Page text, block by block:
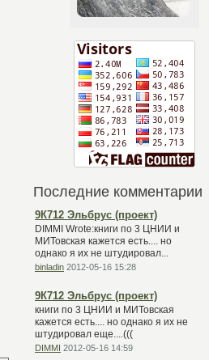
Последние комментарии
9К712 Эльбрус (проект)
DIMMI Wrote:книги по 3 ЦНИИ и
МИТовская кажется есть.... но
однако я их не штудировал...
binladin 2012-05-16 15:28
9К712 Эльбрус (проект)
книги по 3 ЦНИИ и МИТовская
кажется есть.... но однако я их не
штудировал еще....(((
DIMMI 2012-05-16 14:59